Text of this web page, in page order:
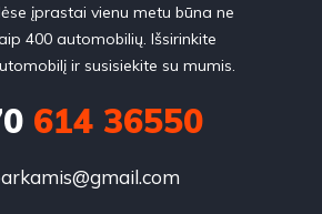
įprastai vienu metu būna ne
400 automobilių. Išsirinkite
ir susisiekite su mumis.
614 36550